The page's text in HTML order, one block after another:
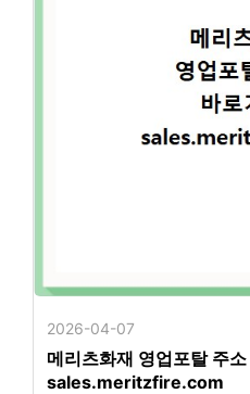
2026-04-07
메리츠화재 영업포탈 주
sales.meritzfire.com